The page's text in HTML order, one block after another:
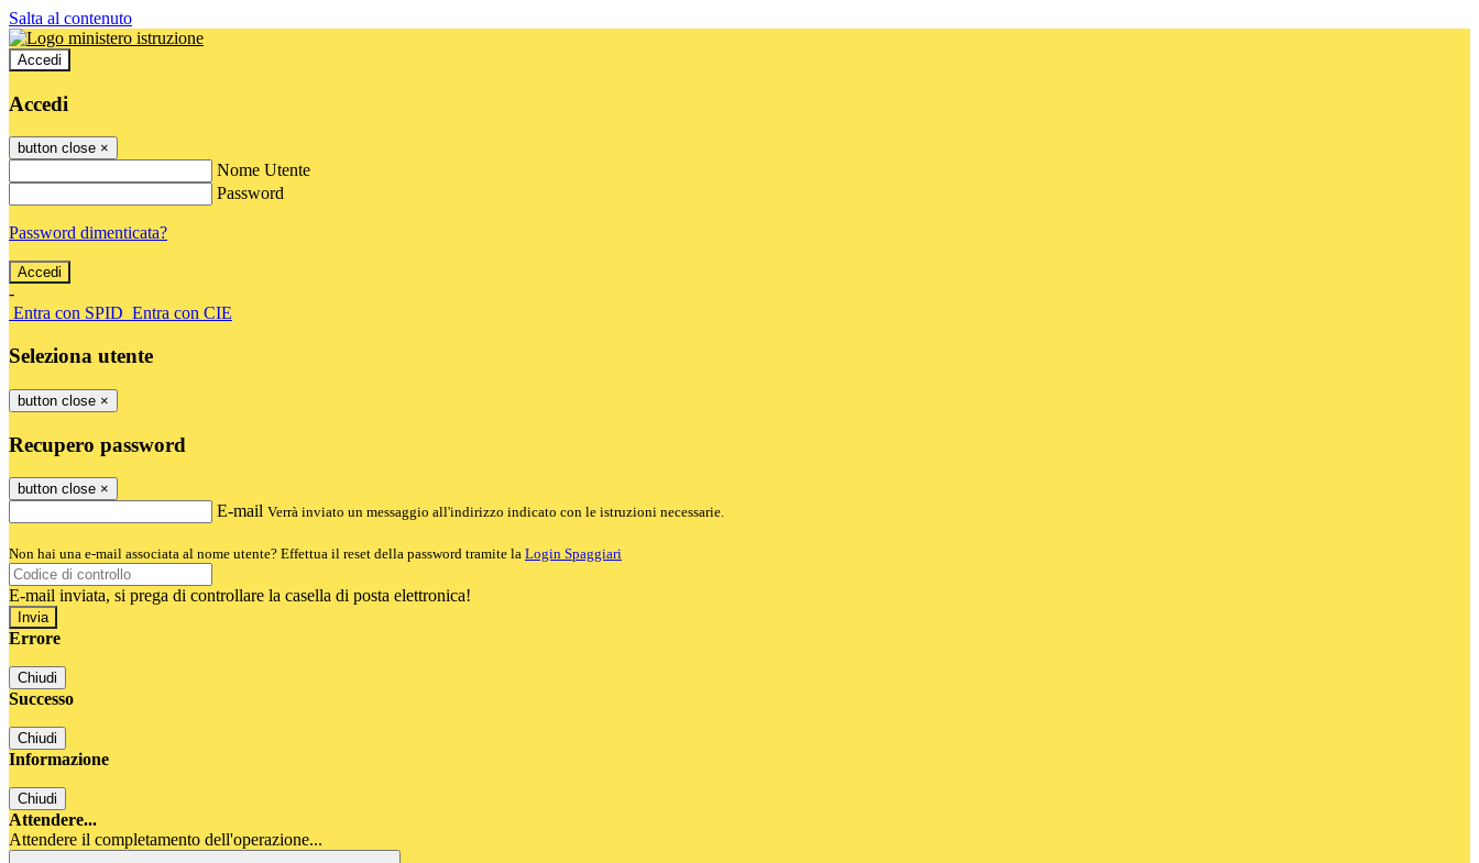
Salta al contenuto
Accedi
Accedi
button close ×
Nome Utente
Password
Password dimenticata?
-
Entra con SPID Entra con CIE
Seleziona utente
button close ×
Recupero password
button close ×
E-mail Verrà inviato un messaggio all'indirizzo indicato con le istruzioni necessarie.
Non hai una e-mail associata al nome utente? Effettua il reset della password tramite la Login Spaggiari
E-mail inviata, si prega di controllare la casella di posta elettronica!
Errore
Chiudi
Successo
Chiudi
Informazione
Chiudi
Attendere...
Attendere il completamento dell'operazione...